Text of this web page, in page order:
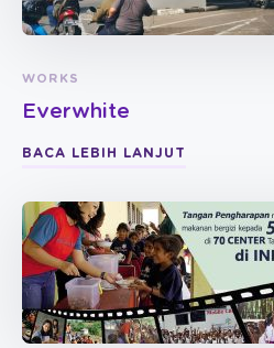
WORKS
Everwhite
BACA LEBIH LANJUT